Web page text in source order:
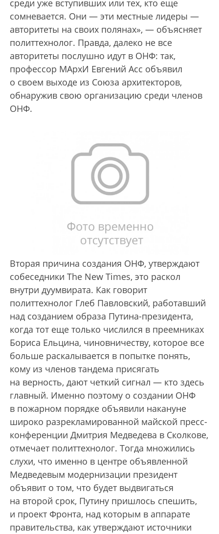
среди уже вступивших или тех, кто еще
сомневается. Они — эти местные лидеры —
авторитеты на своих полянах», — объясняет
политтехнолог. Правда, далеко не все
авторитеты послушно идут в ОНФ: так,
профессор МАрхИ Евгений Асс объявил
о своем выходе из Союза архитекторов,
обнаружив свою организацию среди членов
ОНФ.
Вторая причина создания ОНФ, утверждают
собеседники The New Times, это раскол
внутри дуумвирата. Как говорит
политтехнолог Глеб Павловский, работавший
над созданием образа Путина-президента,
когда тот еще только числился в преемниках
Бориса Ельцина, чиновничеству, которое все
больше раскалывается в попытке понять,
кому из членов тандема присягать
на верность, дают четкий сигнал — кто здесь
главный. Именно поэтому о создании ОНФ
в пожарном порядке объявили накануне
широко разрекламированной майской пресс-
конференции Дмитрия Медведева в Сколкове,
отмечает политтехнолог. Тогда множились
слухи, что именно в центре объявленной
Медведевым модернизации президент
объявит о том, что будет выдвигаться
на второй срок, Путину пришлось спешить,
и проект Фронта, над которым в аппарате
правительства, как утверждают источники